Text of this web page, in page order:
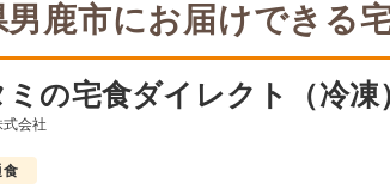
男鹿市にお届けできる
ミの宅食ダイレクト（冷凍
式会社
食